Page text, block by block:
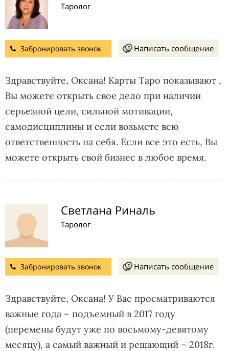
Таролог
Забронировать звонок Написать сообщение
Здравствуйте, Оксана! Карты Таро показывают ,
Вы можете открыть свое дело при наличии
серьезной цели, сильной мотивации,
самодисциплины и если возьмете всю
ответственность на себя. Если все это есть, Вы
можете открыть свой бизнес в любое время.
Светлана Риналь
Таролог
Забронировать звонок Написать сообщение
Здравствуйте, Оксана! У Вас просматриваются
важные года – подъемный в 2017 году
(перемены будут уже по восьмому-девятому
месяцу), а самый важный и решающий – 2018г.